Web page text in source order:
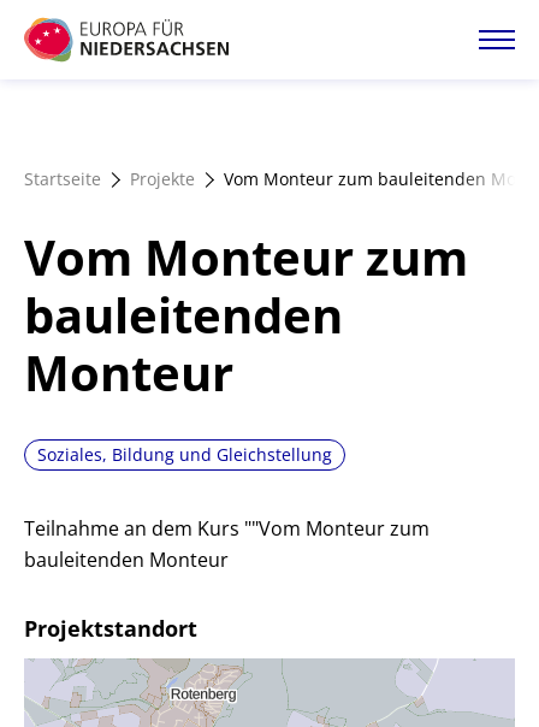
Direkt
zum
Förderangebote
Magazin
Startseite Projekte Vom Monteur zum bauleitenden
Vom Monteur zum
bauleitenden
Monteur
Soziales, Bildung und Gleichstellung
Teilnahme an dem Kurs ""Vom Monteur zum
bauleitenden Monteur
Projektstandort